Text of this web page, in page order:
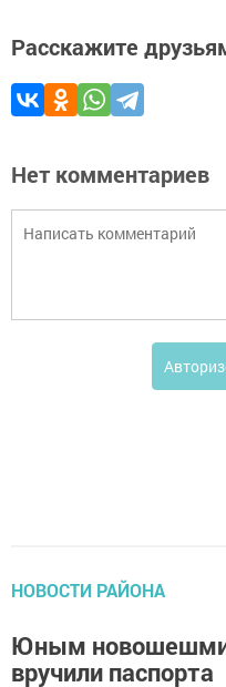
Расскажите
Нет комментариев
НОВОСТИ РАЙОНА
Юным
вручили паспорта